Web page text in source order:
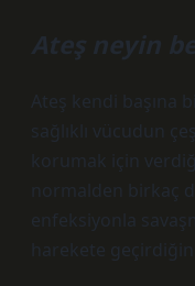
Ateş neyin
Ateş kendi başına
sağlıklı vücudun
korumak için
normalden birkaç
enfeksiyonla
harekete